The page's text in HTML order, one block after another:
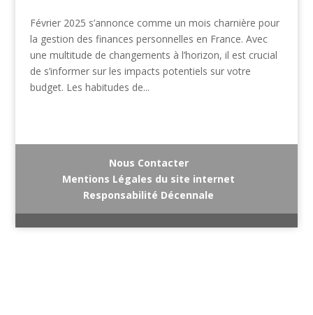
Février 2025 s’annonce comme un mois charnière pour
la gestion des finances personnelles en France. Avec
une multitude de changements à l’horizon, il est crucial
de s’informer sur les impacts potentiels sur votre
budget. Les habitudes de...
Nous Contacter
Mentions Légales du site internet
Responsabilité Décennale